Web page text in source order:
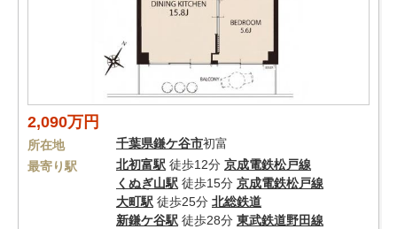
2,090万円
所在地 千葉県鎌ケ谷市初富
最寄り駅
北初富駅 徒歩12分 京成電鉄松戸線
くぬぎ山駅 徒歩15分 京成電鉄松戸線
大町駅 徒歩25分 北総鉄道
新鎌ケ谷駅 徒歩28分 東武鉄道野田線